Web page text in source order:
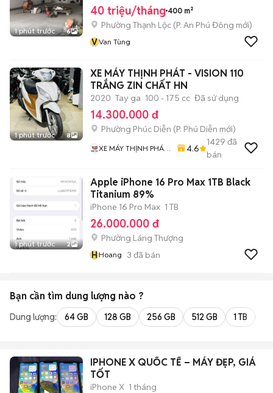
1 phút trước 6
40 triệu/tháng 400 m²
Phường Thạnh Lộc (P. An Phú Đông mới)
VVan Tùng
1 phút trước 8
XE MÁY THỊNH PHÁT - VISION 110
TRẮNG ZIN CHẤT HN
2020 Tay ga 100 - 175 cc Đã sử dụng
14.300.000 đ
Phường Phúc Diễn (P. Phú Diễn mới)
XE MÁY THỊNH PHÁT
4.6
1429 đã
bán
1 phút trước 2
Apple iPhone 16 Pro Max 1TB Black
Titanium 89%
iPhone 16 Pro Max 1 TB
26.000.000 đ
Phường Láng Thượng
HHoang 3 đã bán
Bạn cần tìm dung lượng nào ?
Dung lượng: 64 GB 128 GB 256 GB 512 GB 1 TB
IPHONE X QUỐC TẾ – MÁY ĐẸP, GIÁ
TỐT
iPhone X 1 tháng